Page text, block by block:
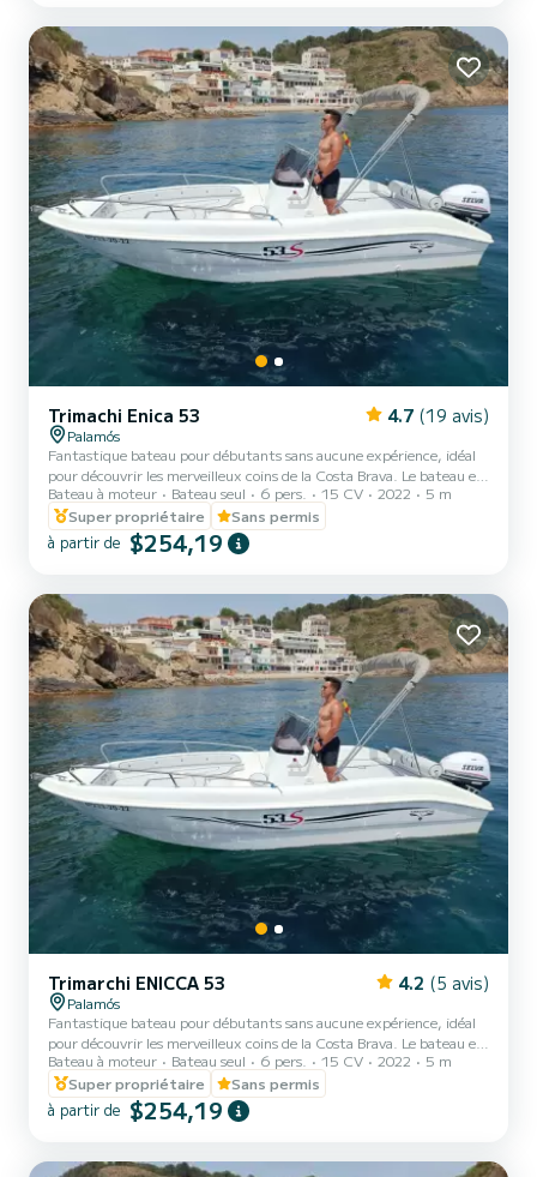
Trimachi Enica 53 4.7 (19 avis)
Palamós
Fantastique bateau pour débutants sans aucune expérience, idéal
pour découvrir les merveilleux coins de la Costa Brava. Le bateau est
facile à utiliser, a une grande maniabilité grâce à son faible tirant
d'eau et vous permet d'entrer dans les merveilleuses criques de
notre côte. br> br>Longueur de 5,5 mètres. Capacité pour 6
adultes. Il dispose d'une échelle de bain. Équipement de sécurité
Bateau à moteur Bateau seul 6 pers. 15 CV 2022
5 m
Super propriétaire
Sans permis
à partir de $254,19
Trimarchi ENICCA 53 4.2 (5 avis)
Palamós
Fantastique bateau pour débutants sans aucune expérience, idéal
pour découvrir les merveilleux coins de la Costa Brava. Le bateau est
facile à utiliser, a une grande maniabilité grâce à son faible tirant
d'eau et vous permet d'entrer dans les merveilleuses criques de
notre côte. br> br>Longueur de 5,5 mètres. Capacité pour 6
adultes. Il dispose d'une échelle de bain. Équipement de sécurité
Bateau à moteur Bateau seul 6 pers. 15 CV 2022
5 m
Super propriétaire
Sans permis
à partir de $254,19